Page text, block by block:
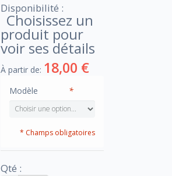
Disponibilité :
Choisissez un
produit pour
voir ses détails
À partir de: 18,00 €
*
Modèle
* Champs obligatoires
Qté :